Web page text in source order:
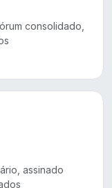
consolidado,
assinado